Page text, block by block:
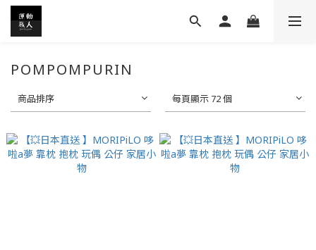
POMPOMPURIN
商品排序 每頁顯示 72 個